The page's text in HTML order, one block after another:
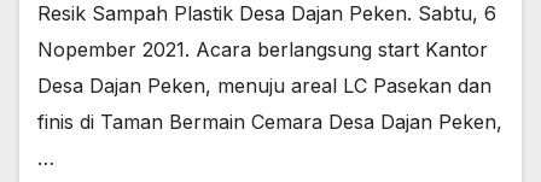
Resik Sampah Plastik Desa Dajan Peken. Sabtu, 6
Nopember 2021. Acara berlangsung start Kantor
Desa Dajan Peken, menuju areal LC Pasekan dan
finis di Taman Bermain Cemara Desa Dajan Peken,
…